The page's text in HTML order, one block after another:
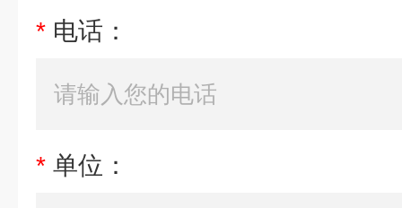
* 电话：
* 单位：